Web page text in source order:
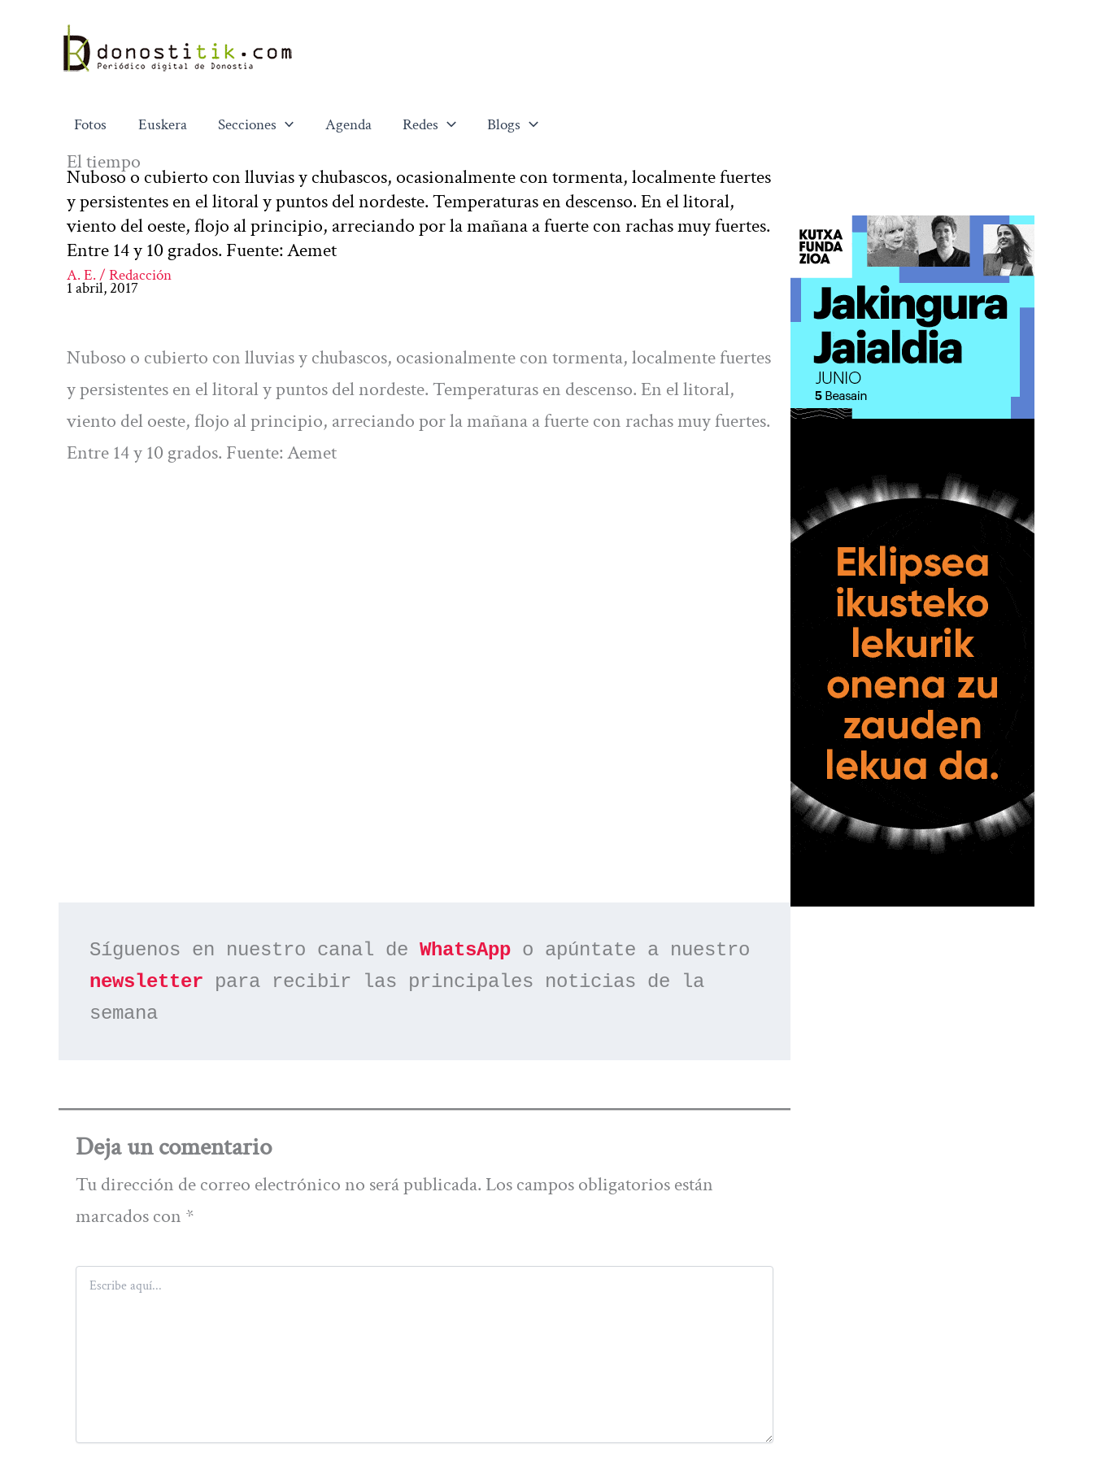
contenido
Fotos Euskera Secciones Agenda Redes Blogs
El tiempo
Nuboso o cubierto con lluvias y chubascos, ocasionalmente con tormenta, localmente fuertes
y persistentes en el litoral y puntos del nordeste. Temperaturas en descenso. En el litoral,
viento del oeste, flojo al principio, arreciando por la mañana a fuerte con rachas muy fuertes.
Entre 14 y 10 grados. Fuente: Aemet
A. E. / Redacción
1 abril, 2017
Nuboso o cubierto con lluvias y chubascos, ocasionalmente con tormenta, localmente fuertes
y persistentes en el litoral y puntos del nordeste. Temperaturas en descenso. En el litoral,
viento del oeste, flojo al principio, arreciando por la mañana a fuerte con rachas muy fuertes.
Entre 14 y 10 grados. Fuente: Aemet
Síguenos en nuestro canal de WhatsApp
newsletter para recibir las principales noticias de la
semana
Deja un comentario
Tu dirección de correo electrónico no será publicada. Los campos obligatorios están
marcados con *
Escribe
aquí...